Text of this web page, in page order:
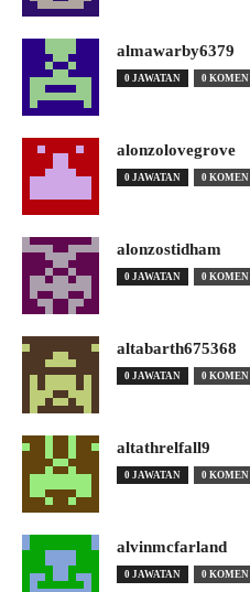
almawarby6379
0 JAWATAN 0 KOMEN
alonzolovegrove
0 JAWATAN 0 KOMEN
alonzostidham
0 JAWATAN 0 KOMEN
altabarth675368
0 JAWATAN 0 KOMEN
altathrelfall9
0 JAWATAN 0 KOMEN
alvinmcfarland
0 JAWATAN 0 KOMEN